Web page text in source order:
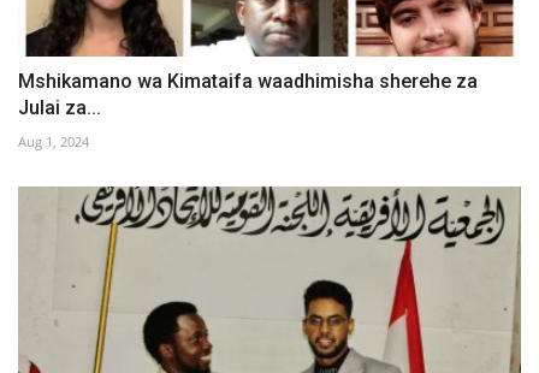
Mshikamano wa Kimataifa waadhimisha sherehe za
Julai za...
Aug 1, 2024